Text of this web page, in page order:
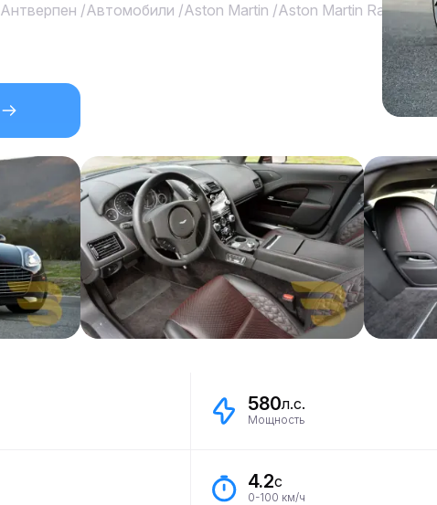
Антверпен /Автомобили /Aston Martin /Aston Martin Rapide
580л.с.
Мощность
4.2с
0-100 км/ч